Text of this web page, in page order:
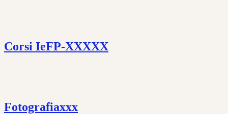
Corsi IeFP-XXXXX
Fotografiaxxx